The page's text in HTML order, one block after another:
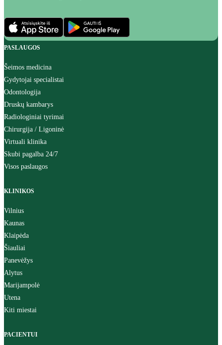
PASLAUGOS
Šeimos medicina
Gydytojai specialistai
Odontologija
Druskų kambarys
Radiologiniai tyrimai
Chirurgija / Ligoninė
Virtuali klinika
Skubi pagalba 24/7
Visos paslaugos
KLINIKOS
Vilnius
Kaunas
Klaipėda
Šiauliai
Panevėžys
Alytus
Marijampolė
Utena
Kiti miestai
PACIENTUI